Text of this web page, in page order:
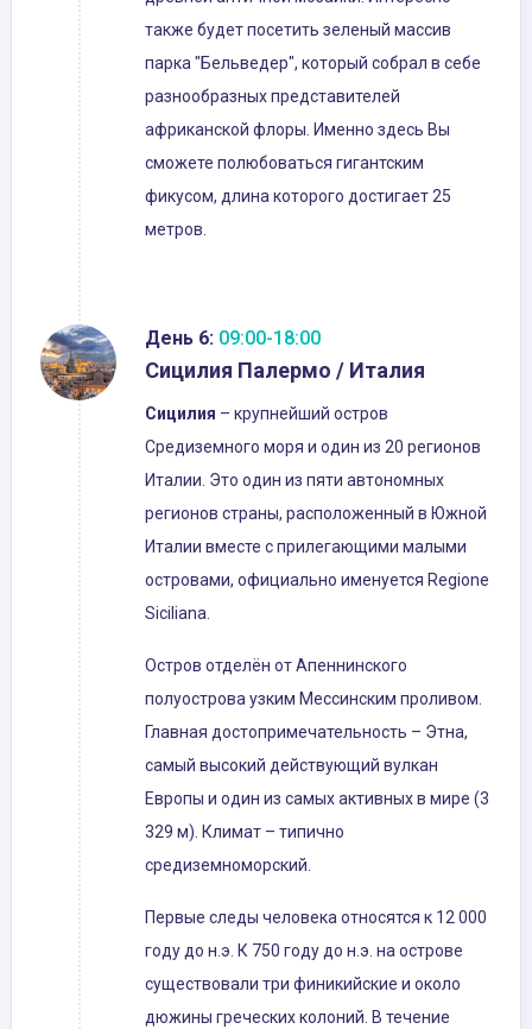
также будет посетить зеленый массив
парка "Бельведер", который собрал в себе
разнообразных представителей
африканской флоры. Именно здесь Вы
сможете полюбоваться гигантским
фикусом, длина которого достигает 25
метров.
День 6: 09:00-18:00
Сицилия Палермо / Италия
Сицилия – крупнейший остров
Средиземного моря и один из 20 регионов
Италии. Это один из пяти автономных
регионов страны, расположенный в Южной
Италии вместе с прилегающими малыми
островами, официально именуется Regione
Siciliana.
Остров отделён от Апеннинского
полуострова узким Мессинским проливом.
Главная достопримечательность – Этна,
самый высокий действующий вулкан
Европы и один из самых активных в мире (3
329 м). Климат – типично
средиземноморский.
Первые следы человека относятся к 12 000
году до н.э. К 750 году до н.э. на острове
существовали три финикийские и около
дюжины греческих колоний. В течение